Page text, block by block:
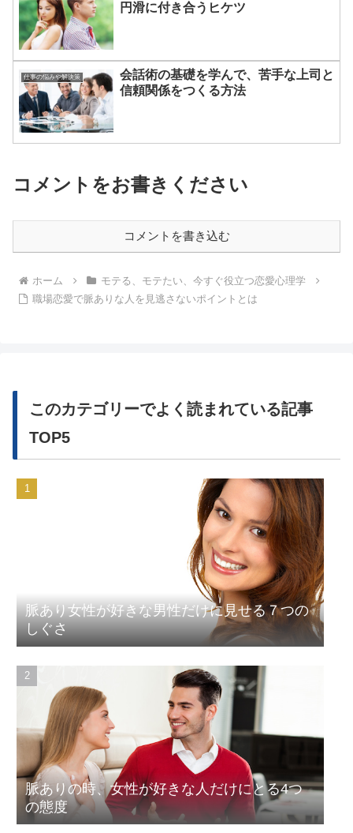
円滑に付き合うヒケツ
仕事の悩みや解決策
会話術の基礎を学んで、苦手な上司と
信頼関係をつくる方法
コメントをお書きください
コメントを書き込む
ホーム
モテる、モテたい、今すぐ役立つ恋愛心理学
職場恋愛で脈ありな人を見逃さないポイントとは
このカテゴリーでよく読まれている記事
TOP5
脈あり女性が好きな男性だけに見せる７つの
しぐさ
脈ありの時、女性が好きな人だけにとる4つ
の態度